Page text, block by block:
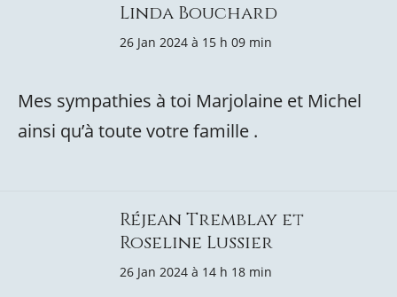
Linda Bouchard
26 Jan 2024 à 15 h 09 min
Mes sympathies à toi Marjolaine et Michel
ainsi qu’à toute votre famille .
Réjean Tremblay et
Roseline Lussier
26 Jan 2024 à 14 h 18 min